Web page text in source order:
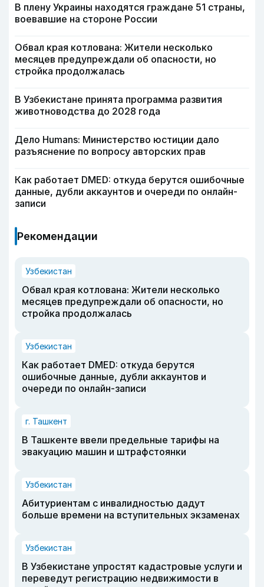
В плену Украины находятся граждане 51 страны,
воевавшие на стороне России
Обвал края котлована: Жители несколько
месяцев предупреждали об опасности, но
стройка продолжалась
В Узбекистане принята программа развития
животноводства до 2028 года
Дело Humans: Министерство юстиции дало
разъяснение по вопросу авторских прав
Как работает DMED: откуда берутся ошибочные
данные, дубли аккаунтов и очереди по онлайн-
записи
Рекомендации
Узбекистан
Обвал края котлована: Жители несколько
месяцев предупреждали об опасности, но
стройка продолжалась
Узбекистан
Как работает DMED: откуда берутся
ошибочные данные, дубли аккаунтов и
очереди по онлайн-записи
г. Ташкент
В Ташкенте ввели предельные тарифы на
эвакуацию машин и штрафстоянки
Узбекистан
Абитуриентам с инвалидностью дадут
больше времени на вступительных экзаменах
Узбекистан
В Узбекистане упростят кадастровые услуги и
переведут регистрацию недвижимости в